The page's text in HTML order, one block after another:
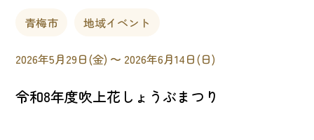
青梅市 地域イベント
2026年5月29日(金) 〜 2026年6月14日(日)
令和8年度吹上花しょうぶまつり